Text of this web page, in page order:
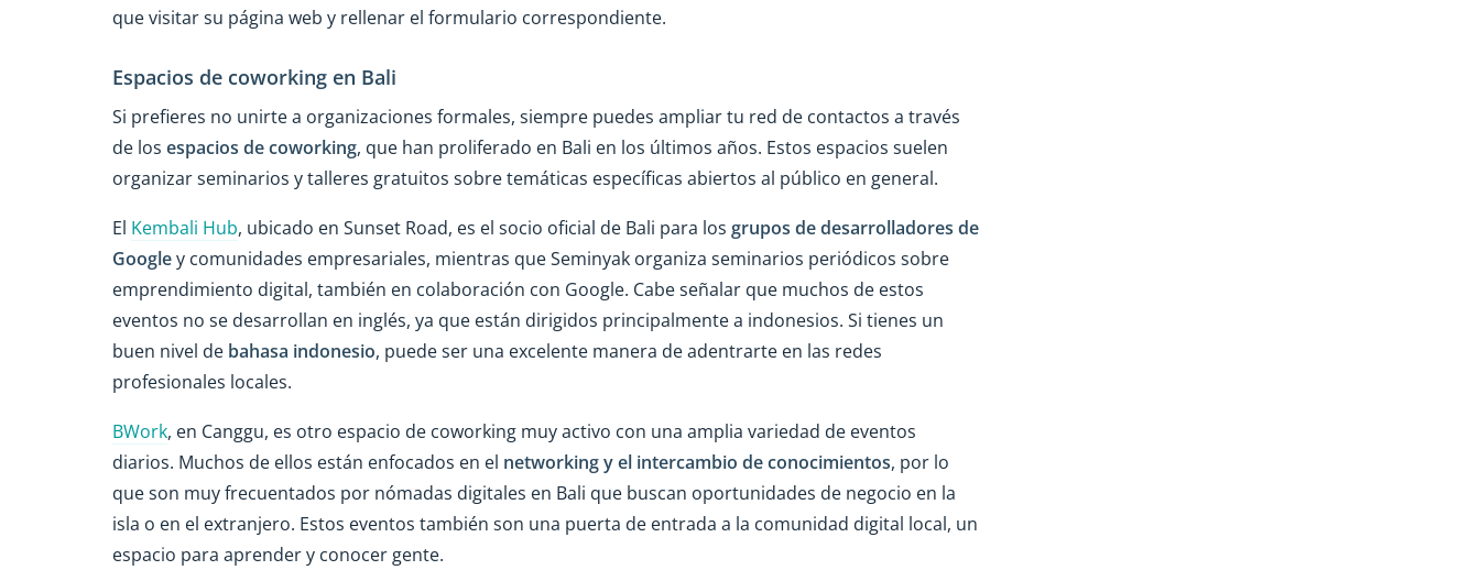
que visitar su página web y rellenar el formulario correspondiente.
Espacios de coworking en Bali
Si prefieres no unirte a organizaciones formales, siempre puedes ampliar tu red de contactos a través
de los espacios de coworking, que han proliferado en Bali en los últimos años. Estos espacios suelen
organizar seminarios y talleres gratuitos sobre temáticas específicas abiertos al público en general.
El Kembali Hub, ubicado en Sunset Road, es el socio oficial de Bali para los grupos de desarrolladores de
Googley comunidades empresariales, mientras que Seminyak organiza seminarios periódicos sobre
emprendimiento digital, también en colaboración con Google. Cabe señalar que muchos de estos
eventos no se desarrollan en inglés, ya que están dirigidos principalmente a indonesios. Si tienes un
buen nivel de bahasa indonesio, puede ser una excelente manera de adentrarte en las redes
profesionales locales.
BWork, en Canggu, es otro espacio de coworking muy activo con una amplia variedad de eventos
diarios. Muchos de ellos están enfocados en el networking y el intercambio de conocimientos, por lo
que son muy frecuentados por nómadas digitales en Bali que buscan oportunidades de negocio en la
isla o en el extranjero. Estos eventos también son una puerta de entrada a la comunidad digital local, un
espacio para aprender y conocer gente.